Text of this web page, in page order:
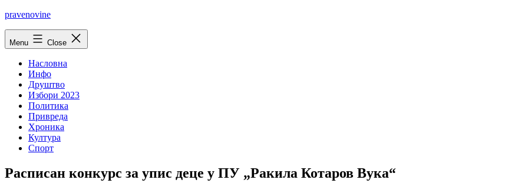
Skip
pravenovine
Menu Close
Насловна
Инфо
Друштво
Избори 2023
Политика
Привреда
Хроника
Култура
Спорт
Расписан конкурс за упис деце у ПУ „Ракила Котаров Вука“